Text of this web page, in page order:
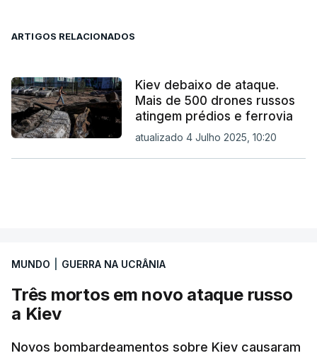
ARTIGOS RELACIONADOS
Kiev debaixo de ataque.
Mais de 500 drones russos
atingem prédios e ferrovia
atualizado 4 Julho 2025, 10:20
MUNDO GUERRA NA UCRÂNIA
Três mortos em novo ataque russo
a Kiev
Novos bombardeamentos sobre Kiev causaram